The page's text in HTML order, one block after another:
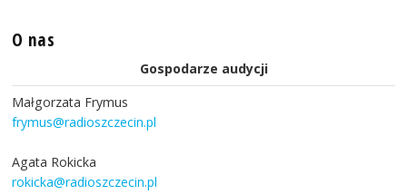
O nas
Gospodarze audycji
Małgorzata Frymus
frymus@radioszczecin.pl
Agata Rokicka
rokicka@radioszczecin.pl